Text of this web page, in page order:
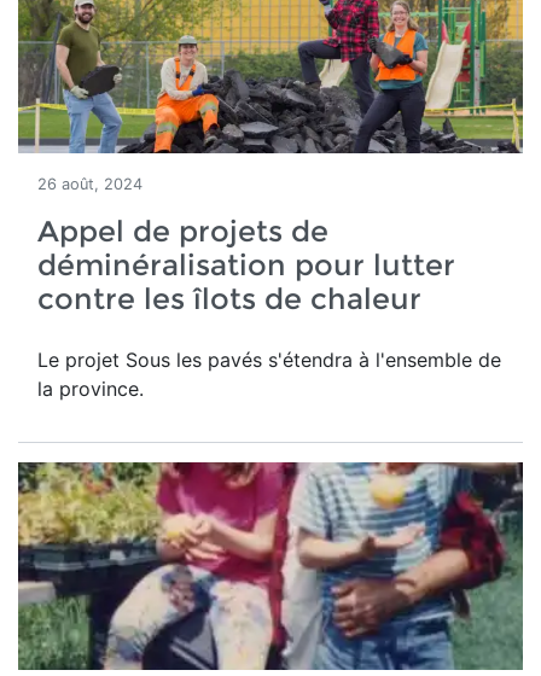
26 août, 2024
Appel de projets de
déminéralisation pour lutter
contre les îlots de chaleur
Le projet Sous les pavés s'étendra à l'ensemble de
la province.